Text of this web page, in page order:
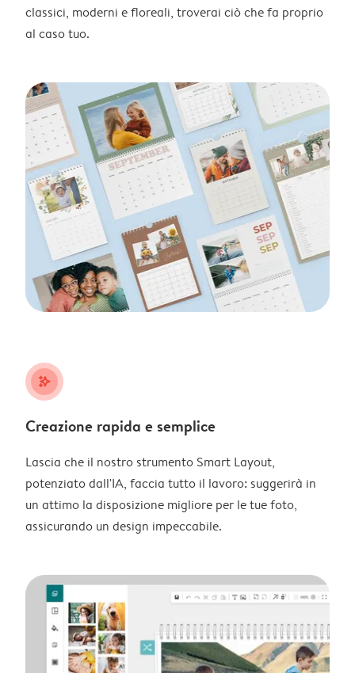
classici, moderni e floreali, troverai ciò che fa proprio
al caso tuo.
stars_plus
Creazione rapida e semplice
Lascia che il nostro strumento Smart Layout,
potenziato dall'IA, faccia tutto il lavoro: suggerirà in
un attimo la disposizione migliore per le tue foto,
assicurando un design impeccabile.